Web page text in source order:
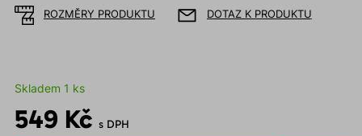
ROZMĚRY PRODUKTU DOTAZ K PRODUKTU
Skladem 1 ks
549 Kč s DPH